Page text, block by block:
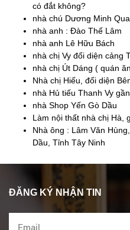
có đắt không?
nhà chú Dương Minh
nhà anh : Đào Thế Lâm
nhà anh Lê Hữu Bách
nhà chị Vy đối diện cảng
nhà chị Út Dáng ( quán
Nhà chị Hiếu, đối diện
nhà Hủ tiếu Thanh Vy
nhà Shop Yến Gò Dầu
Làm nội thất nhà chị Hà,
Nhà ông : Lâm Văn
Dầu, Tỉnh Tây Ninh
ĐĂNG KÝ NHẬN TIN